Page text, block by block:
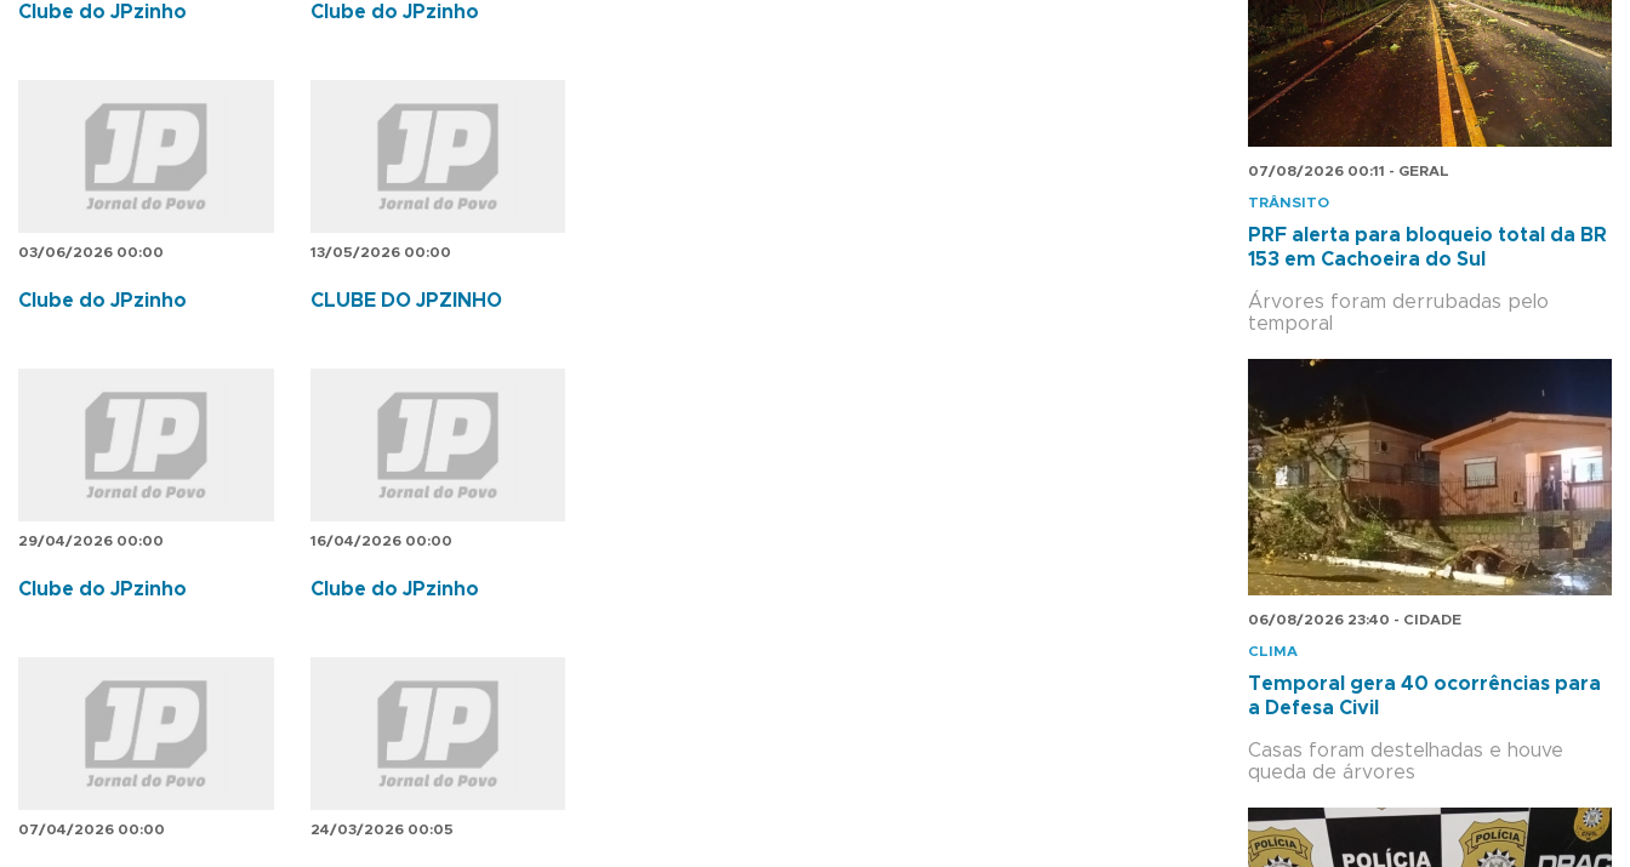
Clube do JPzinho Clube do JPzinho
03/06/2026 00:00
Clube do JPzinho
13/05/2026 00:00
CLUBE DO JPZINHO
29/04/2026 00:00
Clube do JPzinho
16/04/2026 00:00
Clube do JPzinho
07/04/2026 00:00 24/03/2026 00:05
07/08/2026 00:11 - GERAL
TRÂNSITO
PRF alerta para bloqueio total da BR
153 em Cachoeira do Sul
Árvores foram derrubadas pelo
temporal
06/08/2026 23:40 - CIDADE
CLIMA
Temporal gera 40 ocorrências para
a Defesa Civil
Casas foram destelhadas e houve
queda de árvores